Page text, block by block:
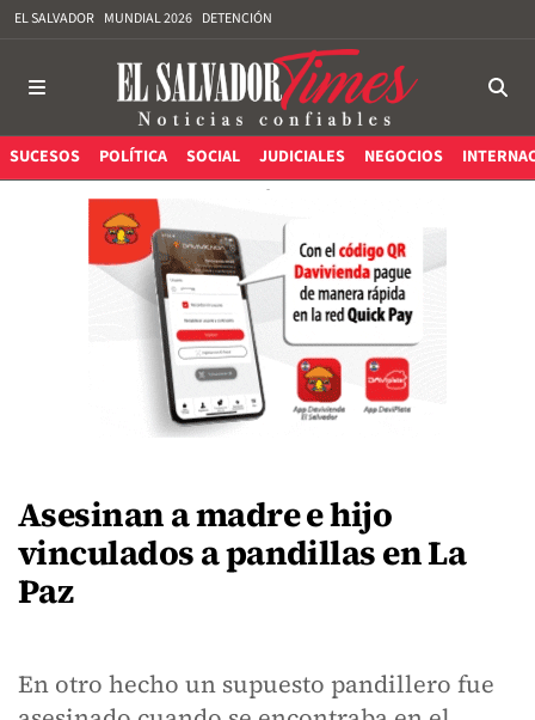
EL SALVADOR MUNDIAL 2026 DETENCIÓN
SUCESOS POLÍTICA SOCIAL JUDICIALES NEGOCIOS
Asesinan a madre e hijo
vinculados a pandillas en La
Paz
En otro hecho un supuesto pandillero fue